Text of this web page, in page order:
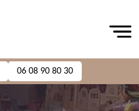
06 08 90 80 30